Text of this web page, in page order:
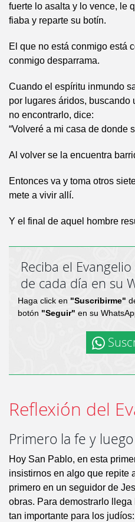
fuerte lo asalta y lo vence, le
fiaba y reparte su botín.
El que no está conmigo está
conmigo desparrama.
Cuando el espíritu inmundo
por lugares áridos, buscando
no encontrarlo, dice:
“Volveré a mi casa de donde
Al volver se la encuentra
Entonces va y toma otros
mete a vivir allí.
Y el final de aquel hombre
Reciba el
de cada día en su
Haga click en "Suscribirme"
botón "Seguir" en su
Reflexión del
Primero la fe y
Hoy San Pablo, en esta
insistirnos en algo que repite
primero en un seguidor de
obras. Para demostrarlo
tan importante para los